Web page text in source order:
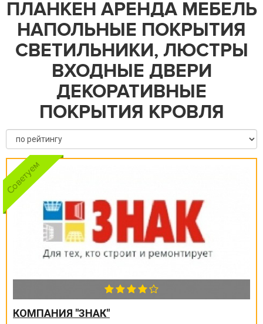
ПЛАНКЕН АРЕНДА МЕБЕЛЬ
НАПОЛЬНЫЕ ПОКРЫТИЯ
СВЕТИЛЬНИКИ, ЛЮСТРЫ
ВХОДНЫЕ ДВЕРИ
ДЕКОРАТИВНЫЕ
ПОКРЫТИЯ КРОВЛЯ
КОМПАНИЯ "ЗНАК"